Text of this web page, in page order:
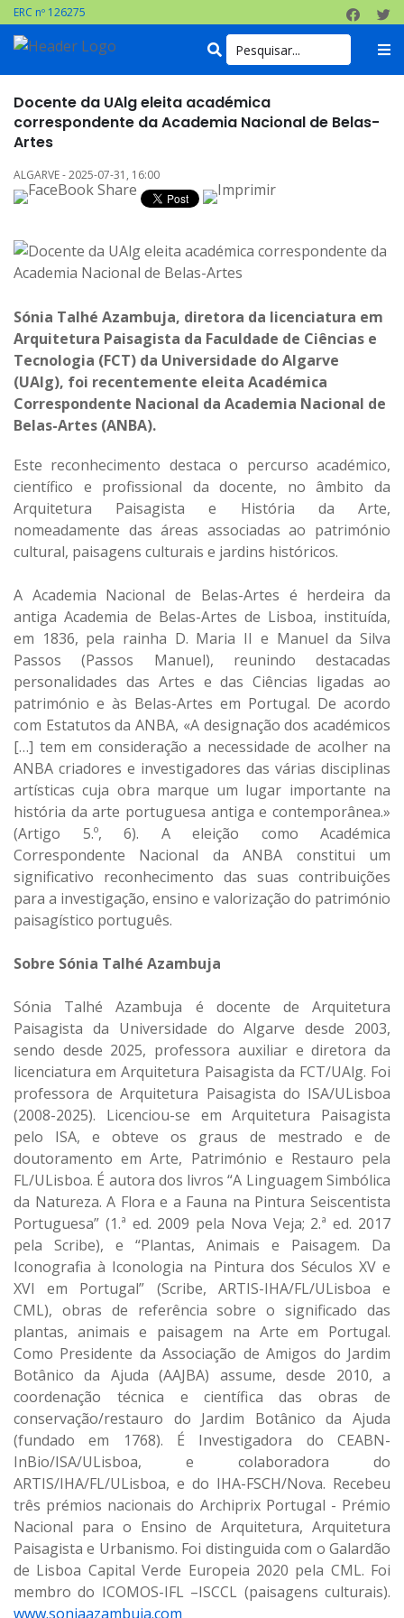
ERC nº 126275
Docente da UAlg eleita académica
correspondente da Academia Nacional de Belas-
Artes
ALGARVE - 2025-07-31, 16:00
Sónia Talhé Azambuja, diretora da licenciatura em
Arquitetura Paisagista da Faculdade de Ciências e
Tecnologia (FCT) da Universidade do Algarve
(UAlg), foi recentemente eleita Académica
Correspondente Nacional da Academia Nacional de
Belas-Artes (ANBA).
Este reconhecimento destaca o percurso académico,
científico e profissional da docente, no âmbito da
Arquitetura Paisagista e História da Arte,
nomeadamente das áreas associadas ao património
cultural, paisagens culturais e jardins históricos.
A Academia Nacional de Belas-Artes é herdeira da
antiga Academia de Belas-Artes de Lisboa, instituída,
em 1836, pela rainha D. Maria II e Manuel da Silva
Passos (Passos Manuel), reunindo destacadas
personalidades das Artes e das Ciências ligadas ao
património e às Belas-Artes em Portugal. De acordo
com Estatutos da ANBA, «A designação dos académicos
[…] tem em consideração a necessidade de acolher na
ANBA criadores e investigadores das várias disciplinas
artísticas cuja obra marque um lugar importante na
história da arte portuguesa antiga e contemporânea.»
(Artigo 5.º, 6). A eleição como Académica
Correspondente Nacional da ANBA constitui um
significativo reconhecimento das suas contribuições
para a investigação, ensino e valorização do património
paisagístico português.
Sobre Sónia Talhé Azambuja
Sónia Talhé Azambuja é docente de Arquitetura
Paisagista da Universidade do Algarve desde 2003,
sendo desde 2025, professora auxiliar e diretora da
licenciatura em Arquitetura Paisagista da FCT/UAlg. Foi
professora de Arquitetura Paisagista do ISA/ULisboa
(2008-2025). Licenciou-se em Arquitetura Paisagista
pelo ISA, e obteve os graus de mestrado e de
doutoramento em Arte, Património e Restauro pela
FL/ULisboa. É autora dos livros “A Linguagem Simbólica
da Natureza. A Flora e a Fauna na Pintura Seiscentista
Portuguesa” (1.ª ed. 2009 pela Nova Veja; 2.ª ed. 2017
pela Scribe), e “Plantas, Animais e Paisagem. Da
Iconografia à Iconologia na Pintura dos Séculos XV e
XVI em Portugal” (Scribe, ARTIS-IHA/FL/ULisboa e
CML), obras de referência sobre o significado das
plantas, animais e paisagem na Arte em Portugal.
Como Presidente da Associação de Amigos do Jardim
Botânico da Ajuda (AAJBA) assume, desde 2010, a
coordenação técnica e científica das obras de
conservação/restauro do Jardim Botânico da Ajuda
(fundado em 1768). É Investigadora do CEABN-
InBio/ISA/ULisboa, e colaboradora do
ARTIS/IHA/FL/ULisboa, e do IHA-FSCH/Nova. Recebeu
três prémios nacionais do Archiprix Portugal - Prémio
Nacional para o Ensino de Arquitetura, Arquitetura
Paisagista e Urbanismo. Foi distinguida com o Galardão
de Lisboa Capital Verde Europeia 2020 pela CML. Foi
membro do ICOMOS-IFL –ISCCL (paisagens culturais).
www.soniaazambuja.com